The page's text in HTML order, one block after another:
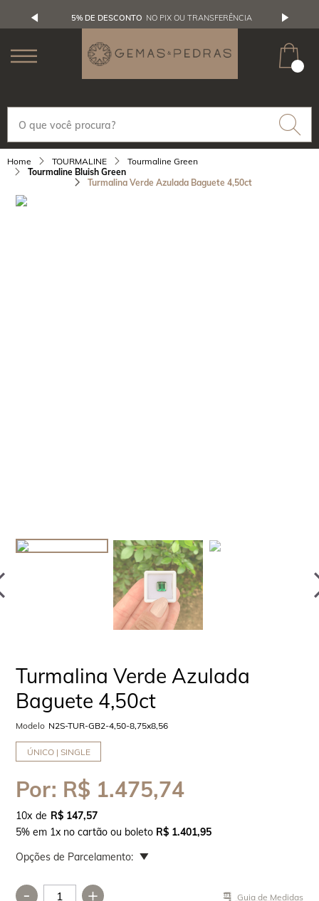
5% DE DESCONTO NO PIX OU TRANSFERÊNCIA
TOURMALINE
Tourmaline Green
Tourmaline Bluish Green
Turmalina Verde Azulada Baguete 4,50ct
Turmalina Verde Azulada
Baguete 4,50ct
Modelo N2S-TUR-GB2-4,50-8,75x8,56
ÚNICO | SINGLE
Por: R$ 1.475,74
10x
R$ 147,57
5% em 1x no cartão ou boleto R$ 1.401,95
Opções de Parcelamento:
- + Guia de Medidas